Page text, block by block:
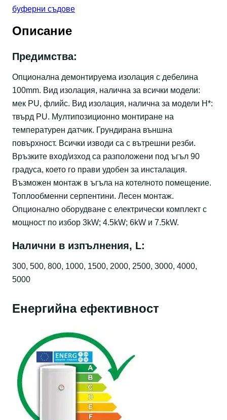
буферни съдове
Описание
Предимства:
Опционална демонтируема изолация с дебелина
100mm. Вид изолация, налична за всички модели:
мек PU, флийс. Вид изолация, налична за модели Н*:
твърд PU. Мултипозиционно монтиране на
температурен датчик. Грундирана външна
повърхност. Всички изводи са с вътрешни резби.
Връзките вход/изход са разположени под ъгъл 90
градуса, което го прави удобен за инсталация.
Възможен монтаж в ъгъла на котелното помещение.
Топлообменни серпентини. Лесен монтаж.
Опционално оборудване с електрически комплект с
мощност по избор 3kW; 4.5kW; 6kW и 7.5kW.
Налични в изпълнения, L:
300, 500, 800, 1000, 1500, 2000, 2500, 3000, 4000,
5000
Енергийна ефективност